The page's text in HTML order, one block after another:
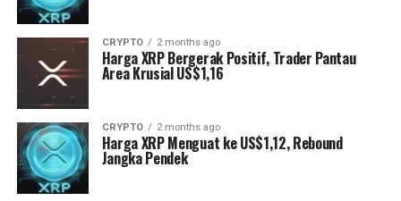
CRYPTO 2 months ago
Harga XRP Bergerak Positif, Trader Pantau
Area Krusial US$1,16
CRYPTO 2 months ago
Harga XRP Menguat ke US$1,12, Rebound
Jangka Pendek